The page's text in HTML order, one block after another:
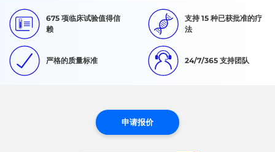
675 项临床试验值得信
赖
支持 15 种已获批准的疗
法
严格的质量标准 24/7/365 支持团队
申请报价